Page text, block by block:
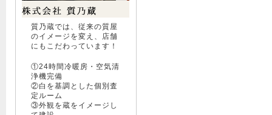
質乃蔵では、従来の質屋
のイメージを変え、店舗
にもこだわっています！
①24時間冷暖房・空気清
浄機完備
②白を基調とした個別査
定ルーム
③外観を蔵をイメージし